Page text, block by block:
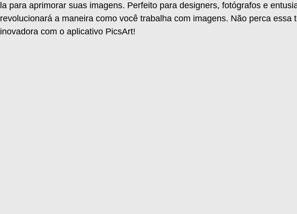
la para aprimorar suas imagens. Perfeito para designers, fotógrafos e
revolucionará a maneira como você trabalha com imagens. Não perca essa
inovadora com o aplicativo PicsArt!